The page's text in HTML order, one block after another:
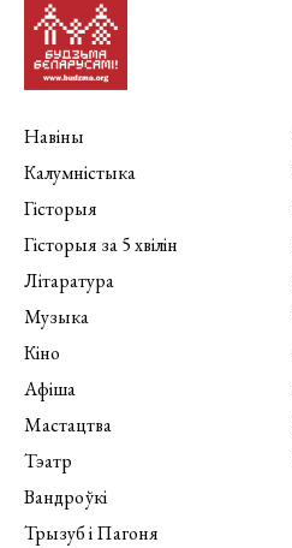
Навіны
Калумністыка
Гісторыя
Гісторыя за 5 хвілін
Літаратура
Музыка
Кіно
Афіша
Мастацтва
Тэатр
Вандроўкі
Трызуб і Пагоня